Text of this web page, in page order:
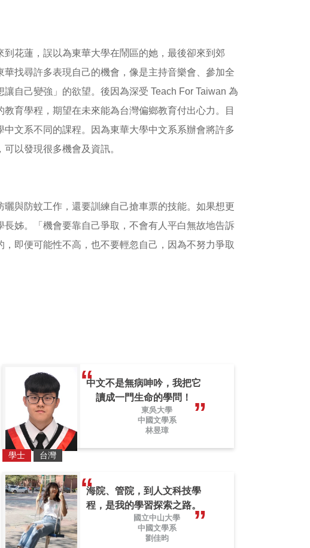
花蓮，誤以為東華大學在鬧區的她，最後卻來到郊
找尋許多表現自己的機會，像是主持音樂會、參加全
自己變強」的欲望。後因為深受 Teach For Taiwan 為
育學程，期望在未來能為台灣偏鄉教育付出心力。目
文系不同的課程。因為東華大學中文系系辦會將許多
以發現很多機會及資訊。
與防蚊工作，還要訓練自己搶車票的技能。如果想更
姊。「機會要靠自己爭取，不會有人平白無故地告訴
即便可能性不高，也不要輕忽自己，因為不努力爭取
中文不是無病呻吟，我把它
讀成一門生命的學問！
東吳大學
中國文學系
林昱璋
學士 台灣
海院、管院，到人文科技學
程，是我的學習探索之路。
國立中山大學
中國文學系
劉佳昀